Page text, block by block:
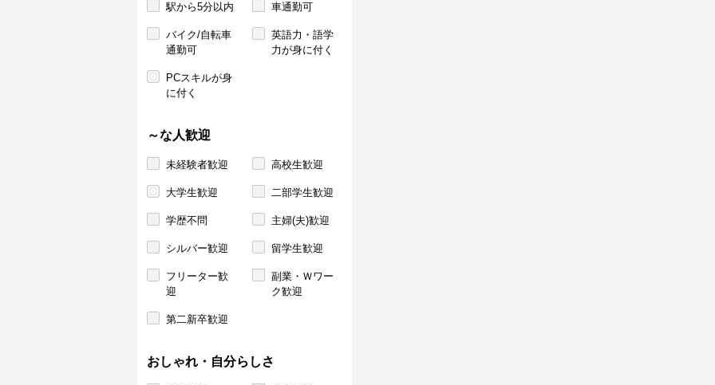
駅から5分以内 車通勤可
バイク/自転車
通勤可
英語力・語学
力が身に付く
PCスキルが身
に付く
～な人歓迎
未経験者歓迎 高校生歓迎
大学生歓迎 二部学生歓迎
学歴不問 主婦(夫)歓迎
シルバー歓迎 留学生歓迎
フリーター歓
迎
副業・Ｗワー
ク歓迎
第二新卒歓迎
おしゃれ・自分らしさ